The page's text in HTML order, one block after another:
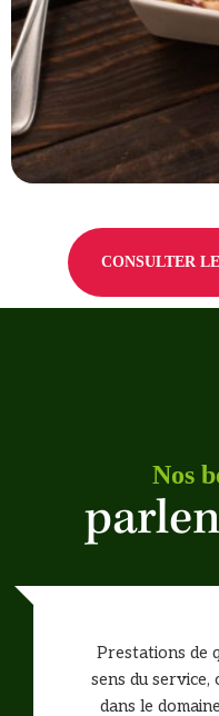
CONSULTER
Nos
Prestations de
sens du service,
dans le